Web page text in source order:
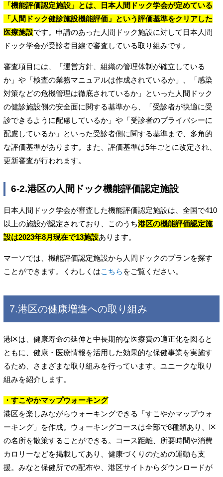
「機能評価認定施設」とは、日本人間ドック学会が定めている
「人間ドック健診施設機能評価」という評価基準をクリアした
医療施設です。申請のあった人間ドック施設に対して日本人間
ドック学会が受診者目線で審査している取り組みです。
審査項目には、「運営方針、組織の管理体制が確立している
か」や「検査の業務マニュアルは作成されているか」、「感染
対策などの危機管理は徹底されているか」といった人間ドック
の健診施設側の安全面に関する基準から、「受診者が快適に受
診できるように配慮しているか」や「受診者のプライバシーに
配慮しているか」といった受診者側に関する基準まで、多角的
な評価基準があります。また、評価基準は5年ごとに改定され、
更新審査が行われます。
6-2.港区の人間ドック機能評価認定施設
日本人間ドック学会が審査した機能評価認定施設は、全国で410
以上の施設が認定されており、このうち港区の機能評価認定施
設は2023年8月現在で13施設あります。
マーソでは、機能評価認定施設から人間ドックのプランを探す
ことができます。くわしくはこちら をご覧ください。
7.港区の健康増進への取り組み
港区は、健康寿命の延伸と中長期的な医療費の適正化を図ると
ともに、健康・医療情報を活用した効果的な保健事業を実施す
るため、さまざまな取り組みを行っています。ユニークな取り
組みを紹介します。
・すこやかマップウォーキング
港区を楽しみながらウォーキングできる「すこやかマップウォ
ーキング」を作成。ウォーキングコースは全部で8種類あり、区
の名所を散策することができる。コース距離、所要時間や消費
カロリーなどを掲載してあり、健康づくりのための運動も支
援。みなと保健所での配布や、港区サイトからダウンロードが